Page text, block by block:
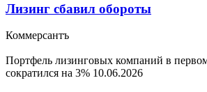
Лизинг сбавил обороты
Коммерсантъ
Портфель лизинговых компаний в
сократился на 3% 10.06.2026